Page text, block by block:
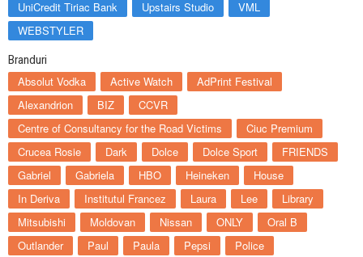
UniCredit Tiriac Bank
Upstairs Studio
VML
WEBSTYLER
Branduri
Absolut Vodka Active Watch
AdPrint Festival
Alexandrion
BIZ
CCVR
Centre of Consultancy for the Road Victims
Ciuc Premium
Crucea Rosie
Dark Dolce Dolce Sport
FRIENDS
Gabriel
Gabriela HBO Heineken
House
In Deriva
Institutul Francez Laura Lee
Library
Mitsubishi
Moldovan Nissan ONLY
Oral B
Outlander
Paul Paula Pepsi
Police